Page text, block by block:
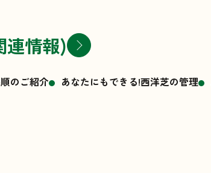
連情報)
のご紹介 あなたにもできる!西洋芝の管理